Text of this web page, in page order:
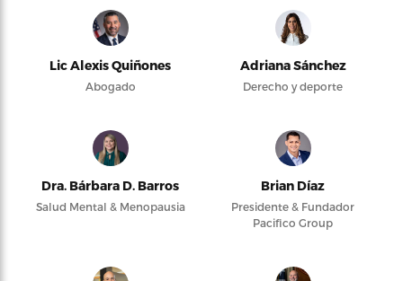
Lic Alexis Quiñones
Abogado
Adriana Sánchez
Derecho y deporte
Dra. Bárbara D. Barros
Salud Mental & Menopausia
Brian Díaz
Presidente & Fundador
Pacifico Group